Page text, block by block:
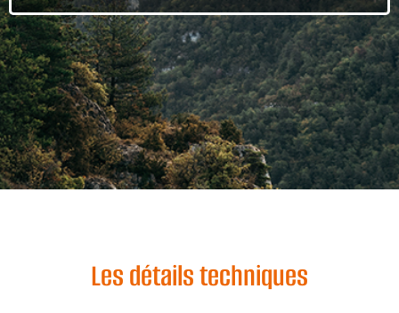
Les détails techniques